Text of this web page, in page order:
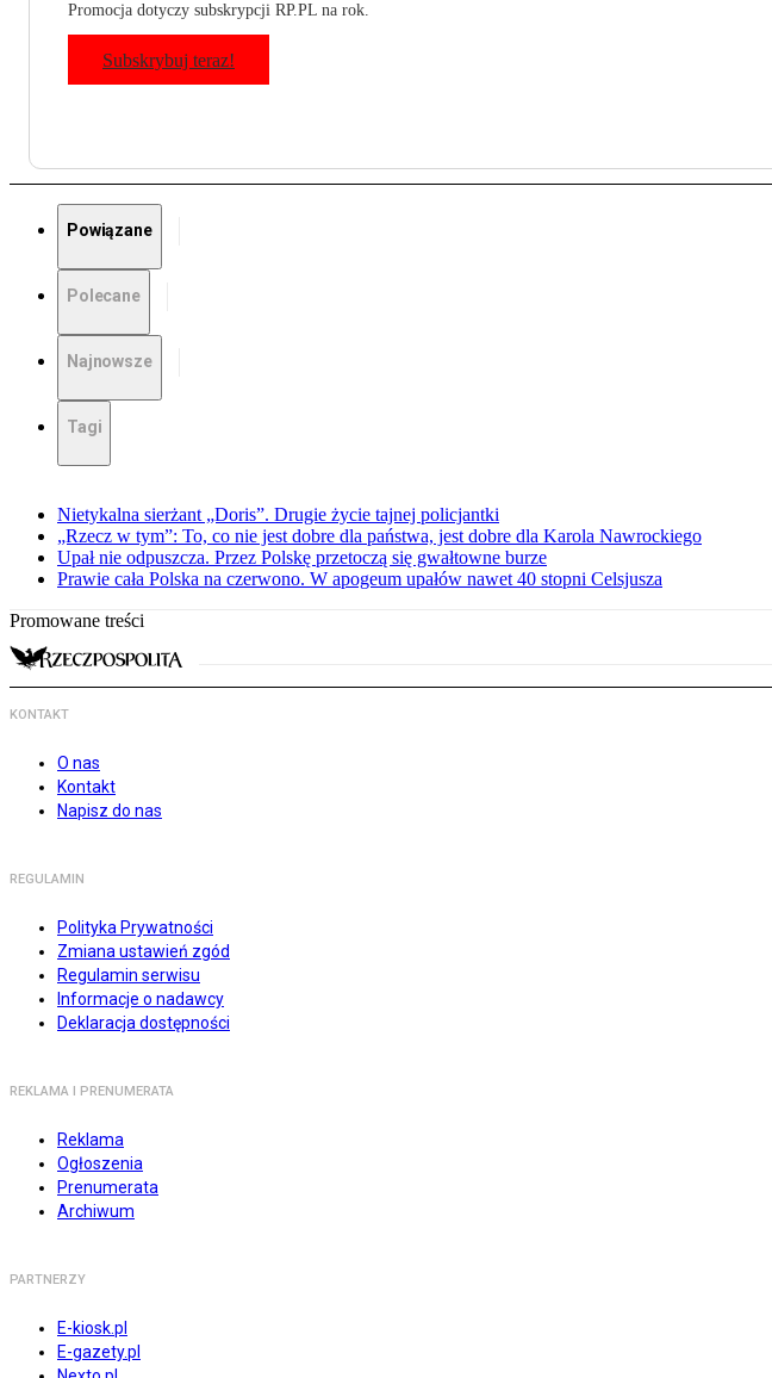
Promocja dotyczy subskrypcji RP.PL na rok.
Subskrybuj teraz!
Powiązane
Polecane
Najnowsze
Tagi
Nietykalna sierżant „Doris”. Drugie życie tajnej policjantki
„Rzecz w tym”: To, co nie jest dobre dla państwa, jest dobre dla Karola Nawrockiego
Upał nie odpuszcza. Przez Polskę przetoczą się gwałtowne burze
Prawie cała Polska na czerwono. W apogeum upałów nawet 40 stopni Celsjusza
Promowane treści
KONTAKT
O nas
Kontakt
Napisz do nas
REGULAMIN
Polityka Prywatności
Zmiana ustawień zgód
Regulamin serwisu
Informacje o nadawcy
Deklaracja dostępności
REKLAMA I PRENUMERATA
Reklama
Ogłoszenia
Prenumerata
Archiwum
PARTNERZY
E-kiosk.pl
E-gazety.pl